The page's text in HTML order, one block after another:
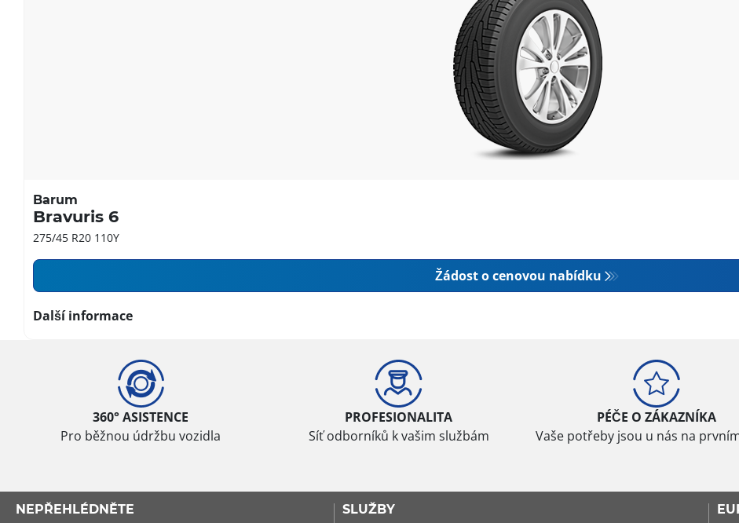
Barum
Bravuris 6
275/45 R20 110Y
Žádost o cenovou nabídku
Další informace
360° ASISTENCE
Pro běžnou údržbu vozidla
PROFESIONALITA
Síť odborníků k vašim službám
PÉČE O ZÁKAZNÍKA
Vaše potřeby jsou u nás na
NEPŘEHLÉDNĚTE SLUŽBY